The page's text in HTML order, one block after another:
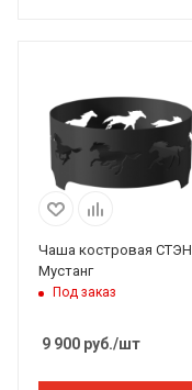
Чаша костровая СТЭН
Мустанг
Под заказ
9 900 руб./шт